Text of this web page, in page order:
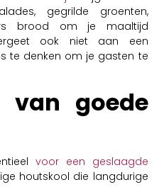
gegrilde groenten,
brood om je maaltijd
ook niet aan een
te denken om je gasten te
van goede
voor een geslaagde
houtskool die langdurige